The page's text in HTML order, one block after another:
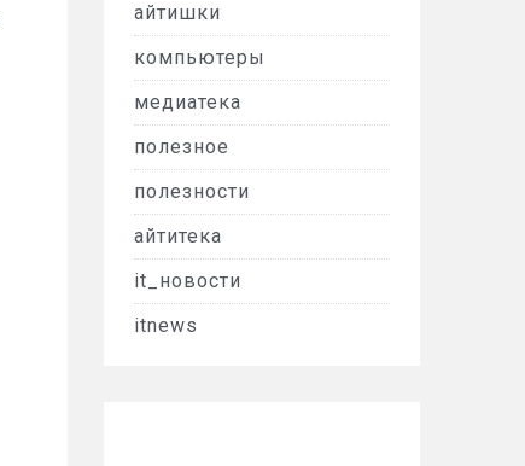
айтишки
компьютеры
медиатека
полезное
полезности
айтитека
it_новости
itnews